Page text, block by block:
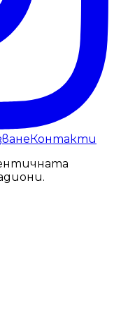
Контакти